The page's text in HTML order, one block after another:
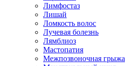
Лимфостаз
Лишай
Ломкость волос
Лучевая болезнь
Лямблиоз
Мастопатия
Межпозвоночная грыжа